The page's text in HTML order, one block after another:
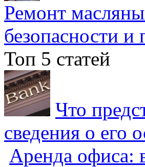
Ремонт
безопасности и
Топ 5 статей
Что
сведения о его
Аренда офиса: